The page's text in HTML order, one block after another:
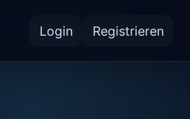
Login Registrieren